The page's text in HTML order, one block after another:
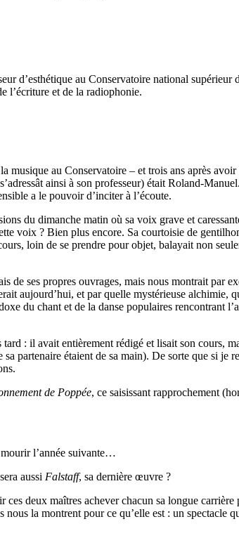
d’esthétique au Conservatoire national
l’écriture et de la radiophonie.
musique au Conservatoire – et trois ans après
ainsi à son professeur) était Roland-
a le pouvoir d’inciter à l’écoute.
du dimanche matin où sa voix grave et
voix ? Bien plus encore. Sa courtoisie de
loin de se prendre pour objet, balayait non
de ses propres ouvrages, mais nous montrait par
aujourd’hui, et par quelle mystérieuse alchimie,
du chant et de la danse populaires rencontrant
: il avait entièrement rédigé et lisait son cours,
partenaire étaient de sa main). De sorte que si je
de Poppée, ce saisissant rapprochement
l’année suivante…
aussi Falstaff, sa dernière œuvre ?
deux maîtres achever chacun sa longue
la montrent pour ce qu’elle est : un spectacle